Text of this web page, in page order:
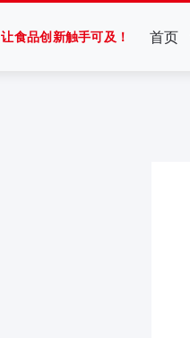
让食品创新触手可及！ 首页